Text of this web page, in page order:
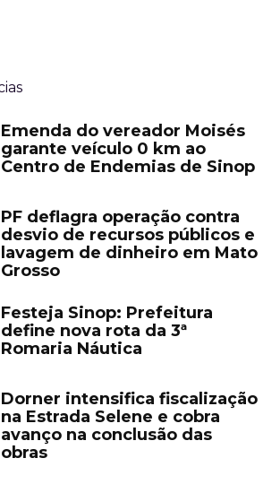
Emenda do vereador Moisés
garante veículo 0 km ao
Centro de Endemias de Sinop
PF deflagra operação contra
desvio de recursos públicos e
lavagem de dinheiro em Mato
Grosso
Festeja Sinop: Prefeitura
define nova rota da 3ª
Romaria Náutica
Dorner intensifica fiscalização
na Estrada Selene e cobra
avanço na conclusão das
obras